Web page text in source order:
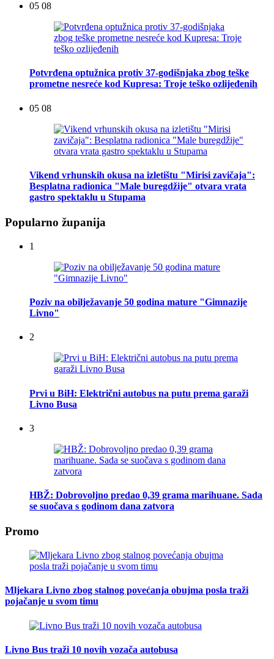
05 08
Potvrđena optužnica protiv 37-godišnjaka zbog teške
prometne nesreće kod Kupresa: Troje teško ozlijeđenih
05 08
Vikend vrhunskih okusa na izletištu "Mirisi zavičaja":
Besplatna radionica "Male buregdžije" otvara vrata
gastro spektaklu u Stupama
Popularno županija
1
Poziv na obilježavanje 50 godina mature "Gimnazije
Livno"
2
Prvi u BiH: Električni autobus na putu prema garaži
Livno Busa
3
HBŽ: Dobrovoljno predao 0,39 grama marihuane. Sada
se suočava s godinom dana zatvora
Promo
Mljekara Livno zbog stalnog povećanja obujma posla traži
pojačanje u svom timu
Livno Bus traži 10 novih vozača autobusa